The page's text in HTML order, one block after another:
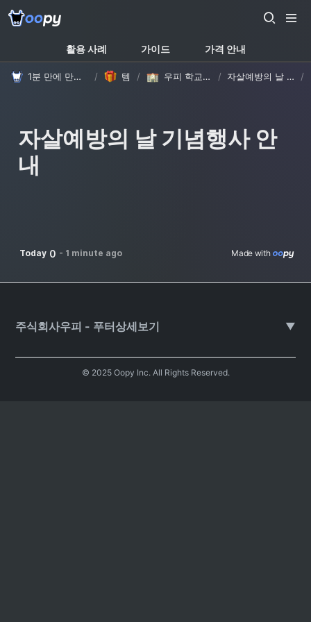
활용 사례 가이드 가격 안내
1분 만에 만드는 노션 웹사이트, 우피! / 템플릿/ 우피 학교/학원 템플릿 / 자살예방의 날 기념행사 안내 /
자살예방의 날 기념행사 안
내
Today 0 - 1 minute ago Made with
주식회사우피 - 푸터상세보기 ▼
© 2025 Oopy Inc. All Rights Reserved.